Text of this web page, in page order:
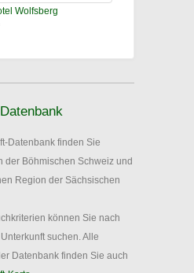
Wolfsberg
Datenbank finden Sie
der Böhmischen Schweiz und
Region der Sächsischen
können Sie nach
suchen. Alle
Datenbank finden Sie auch